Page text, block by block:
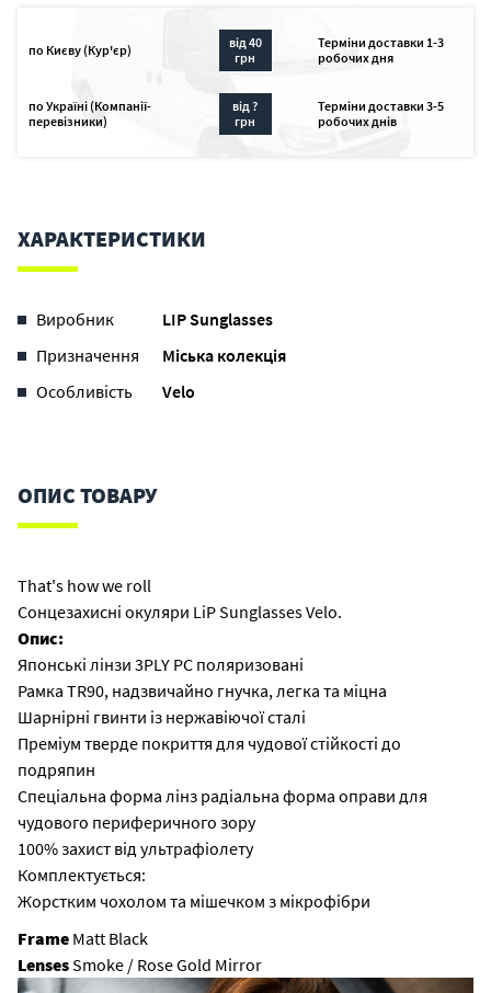
по Києву (Кур'єр)
від 40
грн
Терміни доставки 1-3
робочих дня
по Україні (Компанії-
перевізники)
від ?
грн
Терміни доставки 3-5
робочих днів
ХАРАКТЕРИСТИКИ
Виробник
LIP Sunglasses
Призначення
Міська колекція
Особливість
Velo
ОПИС ТОВАРУ
That's how we roll
Сонцезахисні окуляри LiP Sunglasses Velo.
Опис:
Японські лінзи 3PLY PC поляризовані
Рамка TR90, надзвичайно гнучка, легка та міцна
Шарнірні гвинти із нержавіючої сталі
Преміум тверде покриття для чудової стійкості до
подряпин
Спеціальна форма лінз радіальна форма оправи для
чудового периферичного зору
100% захист від ультрафіолету
Комплектується:
Жорстким чохолом та мішечком з мікрофібри
Frame Matt Black
LensesSmoke / Rose Gold Mirror